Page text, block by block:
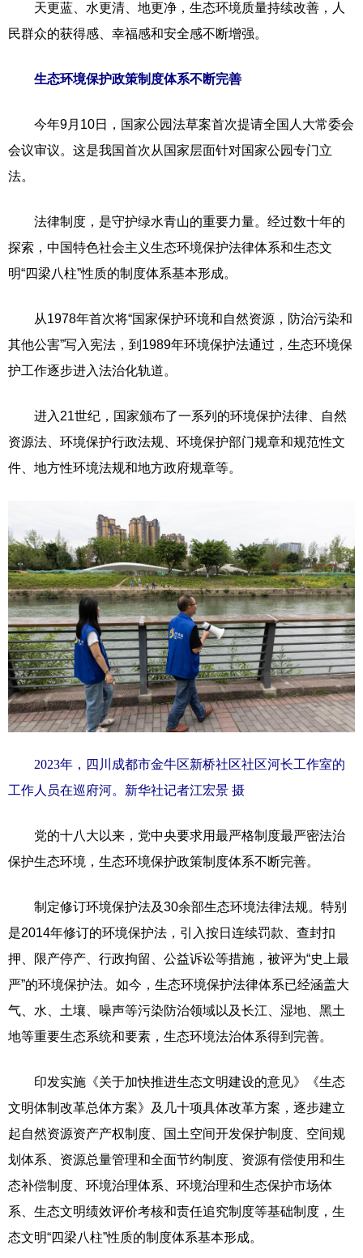
天更蓝、水更清、地更净，生态环境质量持续改善，人
民群众的获得感、幸福感和安全感不断增强。
生态环境保护政策制度体系不断完善
今年9月10日，国家公园法草案首次提请全国人大常委会
会议审议。这是我国首次从国家层面针对国家公园专门立
法。
法律制度，是守护绿水青山的重要力量。经过数十年的
探索，中国特色社会主义生态环境保护法律体系和生态文
明“四梁八柱”性质的制度体系基本形成。
从1978年首次将“国家保护环境和自然资源，防治污染和
其他公害”写入宪法，到1989年环境保护法通过，生态环境保
护工作逐步进入法治化轨道。
进入21世纪，国家颁布了一系列的环境保护法律、自然
资源法、环境保护行政法规、环境保护部门规章和规范性文
件、地方性环境法规和地方政府规章等。
2023年，四川成都市金牛区新桥社区社区河长工作室的
工作人员在巡府河。新华社记者江宏景 摄
党的十八大以来，党中央要求用最严格制度最严密法治
保护生态环境，生态环境保护政策制度体系不断完善。
制定修订环境保护法及30余部生态环境法律法规。特别
是2014年修订的环境保护法，引入按日连续罚款、查封扣
押、限产停产、行政拘留、公益诉讼等措施，被评为“史上最
严”的环境保护法。如今，生态环境保护法律体系已经涵盖大
气、水、土壤、噪声等污染防治领域以及长江、湿地、黑土
地等重要生态系统和要素，生态环境法治体系得到完善。
印发实施《关于加快推进生态文明建设的意见》《生态
文明体制改革总体方案》及几十项具体改革方案，逐步建立
起自然资源资产产权制度、国土空间开发保护制度、空间规
划体系、资源总量管理和全面节约制度、资源有偿使用和生
态补偿制度、环境治理体系、环境治理和生态保护市场体
系、生态文明绩效评价考核和责任追究制度等基础制度，生
态文明“四梁八柱”性质的制度体系基本形成。